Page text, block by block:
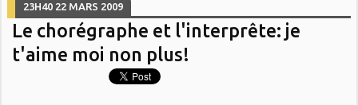
23H40 22 MARS 2009
Le chorégraphe et l'interprête: je
t'aime moi non plus!